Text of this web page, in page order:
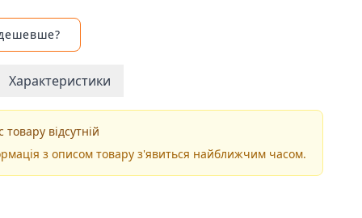
Характеристики
товару відсутній
з описом товару з'явиться найближчим часом.